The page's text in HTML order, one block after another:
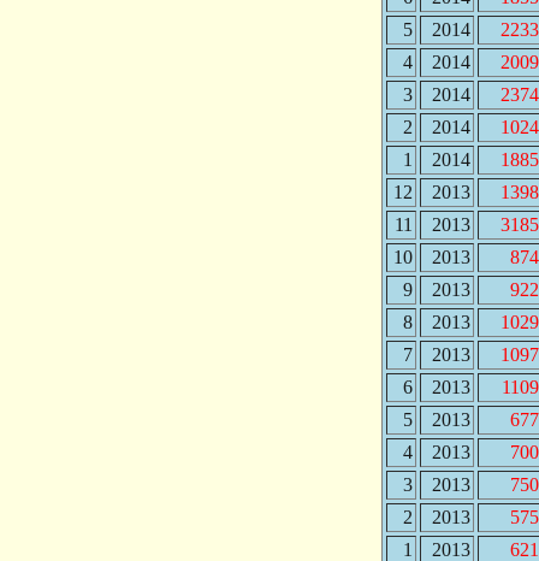
5
2014
4
2014
3
2014
2
2014
1
2014
12
2013
11
2013
10
2013
9
2013
8
2013
7
2013
6
2013
5
2013
4
2013
3
2013
2
2013
1
2013